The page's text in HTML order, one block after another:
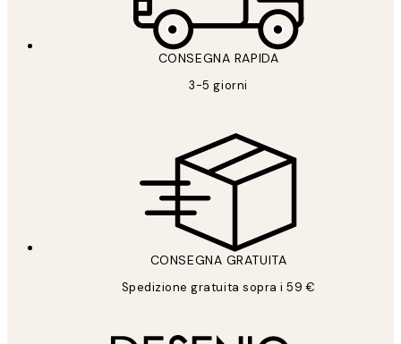
CONSEGNA RAPIDA
3-5 giorni
CONSEGNA GRATUITA
Spedizione gratuita sopra i 59 €